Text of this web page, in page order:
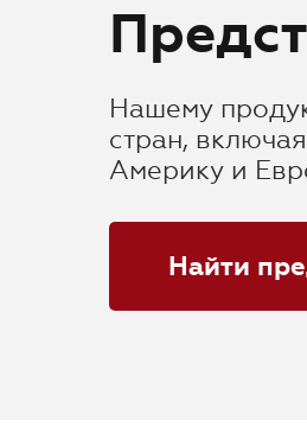
Нашему
стран,
Америку и
Найти